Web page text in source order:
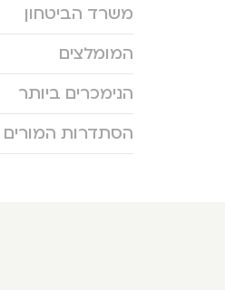
משרד הביטחון
המומלצים
הנימכרים ביותר
הסתדרות המורים